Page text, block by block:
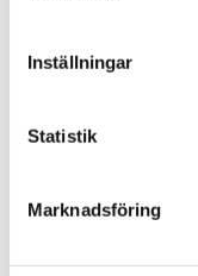
Inställningar
Statistik
Marknadsföring